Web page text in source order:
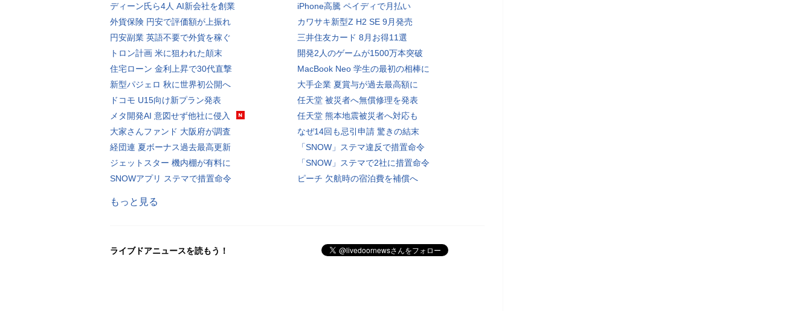
ディーン氏ら4人 AI新会社を創業
外貨保険 円安で評価額が上振れ
円安副業 英語不要で外貨を稼ぐ
トロン計画 米に狙われた顛末
住宅ローン 金利上昇で30代直撃
新型パジェロ 秋に世界初公開へ
ドコモ U15向け新プラン発表
メタ開発AI 意図せず他社に侵入
大家さんファンド 大阪府が調査
経団連 夏ボーナス過去最高更新
ジェットスター 機内棚が有料に
SNOWアプリ ステマで措置命令
iPhone高騰 ペイディで月払い
カワサキ新型Z H2 SE 9月発売
三井住友カード 8月お得11選
開発2人のゲームが1500万本突破
MacBook Neo 学生の最初の相棒に
大手企業 夏賞与が過去最高額に
任天堂 被災者へ無償修理を発表
任天堂 熊本地震被災者へ対応も
なぜ14回も忌引申請 驚きの結末
「SNOW」ステマ違反で措置命令
「SNOW」ステマで2社に措置命令
ピーチ 欠航時の宿泊費を補償へ
もっと見る
ライブドアニュースを読もう！